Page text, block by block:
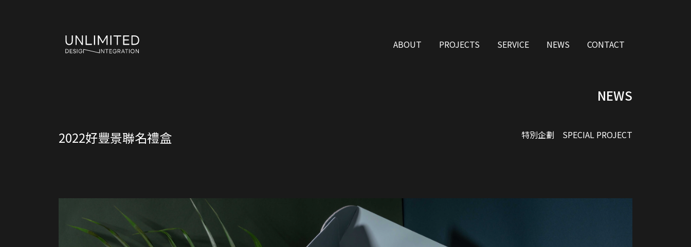
ABOUT PROJECTS SERVICE NEWS CONTACT
NEWS
2022好豐景聯名禮盒 特別企劃 SPECIAL PROJECT